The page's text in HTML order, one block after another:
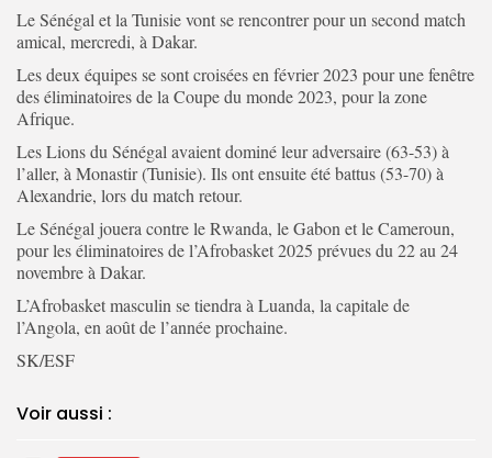
Le Sénégal et la Tunisie vont se rencontrer pour un second match
amical, mercredi, à Dakar.
Les deux équipes se sont croisées en février 2023 pour une fenêtre
des éliminatoires de la Coupe du monde 2023, pour la zone
Afrique.
Les Lions du Sénégal avaient dominé leur adversaire (63-53) à
l’aller, à Monastir (Tunisie). Ils ont ensuite été battus (53-70) à
Alexandrie, lors du match retour.
Le Sénégal jouera contre le Rwanda, le Gabon et le Cameroun,
pour les éliminatoires de l’Afrobasket 2025 prévues du 22 au 24
novembre à Dakar.
L’Afrobasket masculin se tiendra à Luanda, la capitale de
l’Angola, en août de l’année prochaine.
SK/ESF
Voir aussi :